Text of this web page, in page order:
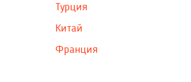
Турция
Китай
Франция